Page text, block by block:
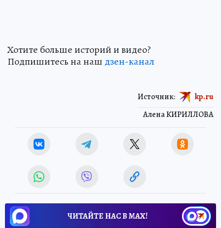
Хотите больше историй и видео?
Подпишитесь на наш дзен-канал
Алена КИРИЛЛОВА
Источник: kp.ru
ЧИТАЙТЕ НАС В МАХ!